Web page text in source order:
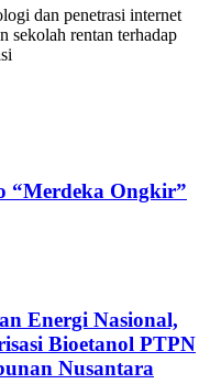
dan penetrasi internet
sekolah rentan terhadap
“Merdeka Ongkir”
Energi Nasional,
Bioetanol PTPN
Nusantara